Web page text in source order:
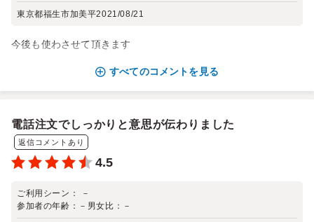
東京都福生市加美平2021/08/21
今後も使わさせて頂きます
すべてのコメントを見る
電話注文でしっかりと意思が伝わりました
返信コメントあり
4.5
ご利用シーン：
－
参加者の年齢： － 男女比： －